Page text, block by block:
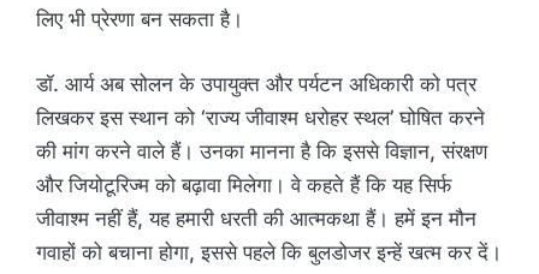
लिए भी प्रेरणा बन सकता है।
डॉ. आर्य अब सोलन के उपायुक्त और पर्यटन अधिकारी को पत्र
लिखकर इस स्थान को ‘राज्य जीवाश्म धरोहर स्थल’ घोषित करने
की मांग करने वाले हैं। उनका मानना है कि इससे विज्ञान, संरक्षण
और जियोटूरिज्म को बढ़ावा मिलेगा। वे कहते हैं कि यह सिर्फ
जीवाश्म नहीं हैं, यह हमारी धरती की आत्मकथा हैं। हमें इन मौन
गवाहों को बचाना होगा, इससे पहले कि बुलडोजर इन्हें खत्म कर दें।